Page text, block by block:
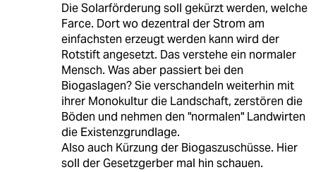
Die Solarförderung soll gekürzt werden, welche
Farce. Dort wo dezentral der Strom am
einfachsten erzeugt werden kann wird der
Rotstift angesetzt. Das verstehe ein normaler
Mensch. Was aber passiert bei den
Biogaslagen? Sie verschandeln weiterhin mit
ihrer Monokultur die Landschaft, zerstören die
Böden und nehmen den "normalen" Landwirten
die Existenzgrundlage.
Also auch Kürzung der Biogaszuschüsse. Hier
soll der Gesetzgerber mal hin schauen.